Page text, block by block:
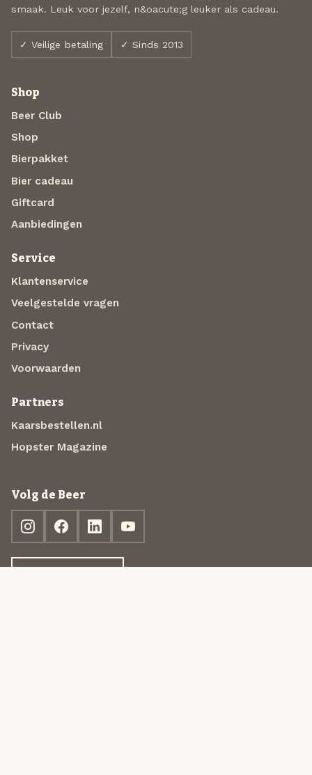
smaak. Leuk voor jezelf, n&oacute;g leuker als cadeau.
✓ Veilige betaling ✓ Sinds 2013
Shop
Beer Club
Shop
Bierpakket
Bier cadeau
Giftcard
Aanbiedingen
Service
Klantenservice
Veelgestelde vragen
Contact
Privacy
Voorwaarden
Partners
Kaarsbestellen.nl
Hopster Magazine
Volg de Beer